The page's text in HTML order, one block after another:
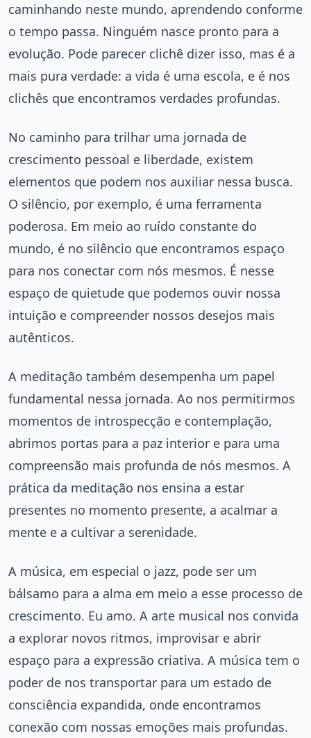
caminhando neste mundo, aprendendo conforme
o tempo passa. Ninguém nasce pronto para a
evolução. Pode parecer clichê dizer isso, mas é a
mais pura verdade: a vida é uma escola, e é nos
clichês que encontramos verdades profundas.
No caminho para trilhar uma jornada de
crescimento pessoal e liberdade, existem
elementos que podem nos auxiliar nessa busca.
O silêncio, por exemplo, é uma ferramenta
poderosa. Em meio ao ruído constante do
mundo, é no silêncio que encontramos espaço
para nos conectar com nós mesmos. É nesse
espaço de quietude que podemos ouvir nossa
intuição e compreender nossos desejos mais
autênticos.
A meditação também desempenha um papel
fundamental nessa jornada. Ao nos permitirmos
momentos de introspecção e contemplação,
abrimos portas para a paz interior e para uma
compreensão mais profunda de nós mesmos. A
prática da meditação nos ensina a estar
presentes no momento presente, a acalmar a
mente e a cultivar a serenidade.
A música, em especial o jazz, pode ser um
bálsamo para a alma em meio a esse processo de
crescimento. Eu amo. A arte musical nos convida
a explorar novos ritmos, improvisar e abrir
espaço para a expressão criativa. A música tem o
poder de nos transportar para um estado de
consciência expandida, onde encontramos
conexão com nossas emoções mais profundas.